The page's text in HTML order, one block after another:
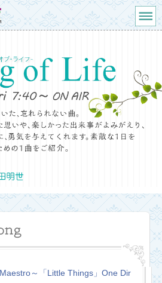
～「Little Things」One Dir